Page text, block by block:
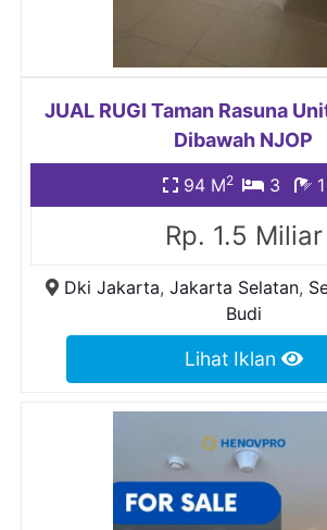
JUAL RUGI Taman Rasuna
Dibawah NJOP
94 M2 3 1
Rp. 1.5 Miliar
Dki Jakarta, Jakarta Selatan,
Budi
Lihat Iklan